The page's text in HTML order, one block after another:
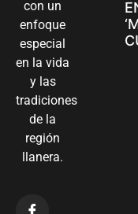
con un
enfoque
especial
en la vida
y las
tradiciones
de la
región
llanera.